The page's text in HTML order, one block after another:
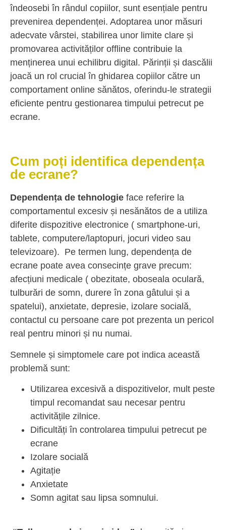
îndeosebi în rândul copiilor, sunt esențiale pentru
prevenirea dependenței. Adoptarea unor măsuri
adecvate vârstei, stabilirea unor limite clare și
promovarea activităților offline contribuie la
menținerea unui echilibru digital. Părinții și dascălii
joacă un rol crucial în ghidarea copiilor către un
comportament online sănătos, oferindu-le strategii
eficiente pentru gestionarea timpului petrecut pe
ecrane.
Cum poți identifica dependența
de ecrane?
Dependența de tehnologie face referire la
comportamentul excesiv și nesănătos de a utiliza
diferite dispozitive electronice ( smartphone-uri,
tablete, computere/laptopuri, jocuri video sau
televizoare). Pe termen lung, dependența de
ecrane poate avea consecințe grave precum:
afecțiuni medicale ( obezitate, oboseala oculară,
tulburări de somn, durere în zona gâtului și a
spatelui), anxietate, depresie, izolare socială,
contactul cu persoane care pot prezenta un pericol
real pentru minori și nu numai.
Semnele și simptomele care pot indica această
problemă sunt:
Utilizarea excesivă a dispozitivelor, mult peste
timpul recomandat sau necesar pentru
activitățile zilnice.
Dificultăți în controlarea timpului petrecut pe
ecrane
Izolare socială
Agitație
Anxietate
Somn agitat sau lipsa somnului.